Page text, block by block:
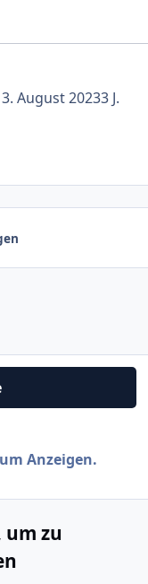
3. August 20233 J.
Anzeigen.
um zu